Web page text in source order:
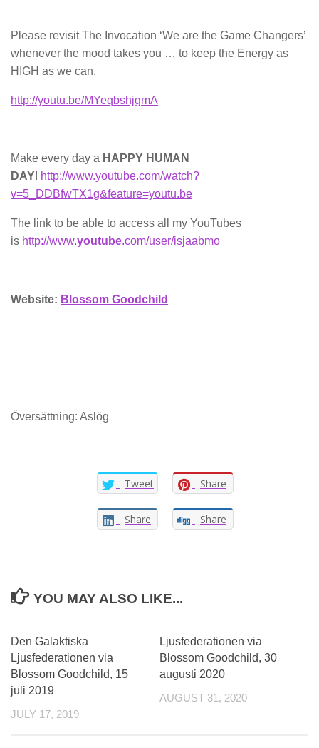
Please revisit The Invocation ‘We are the Game Changers’
whenever the mood takes you … to keep the Energy as
HIGH as we can.
http://youtu.be/MYeqbshjgmA
Make every day a HAPPY HUMAN
DAY! http://www.youtube.com/watch?
v=5_DDBfwTX1g&feature=youtu.be
The link to be able to access all my YouTubes
is http://www.youtube.com/user/isjaabmo
Website: Blossom Goodchild
Översättning: Aslög
Tweet Share
Share Share
YOU MAY ALSO LIKE...
Den Galaktiska
Ljusfederationen via
Blossom Goodchild, 15
juli 2019
JULY 17, 2019
Ljusfederationen via
Blossom Goodchild, 30
augusti 2020
AUGUST 31, 2020